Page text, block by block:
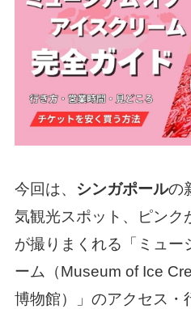
今回は、 シンガポールの
気観光スポット、ピンク
が撮りまくれる「ミュー
ーム（Museum of Ice
博物館）」のアクセス・